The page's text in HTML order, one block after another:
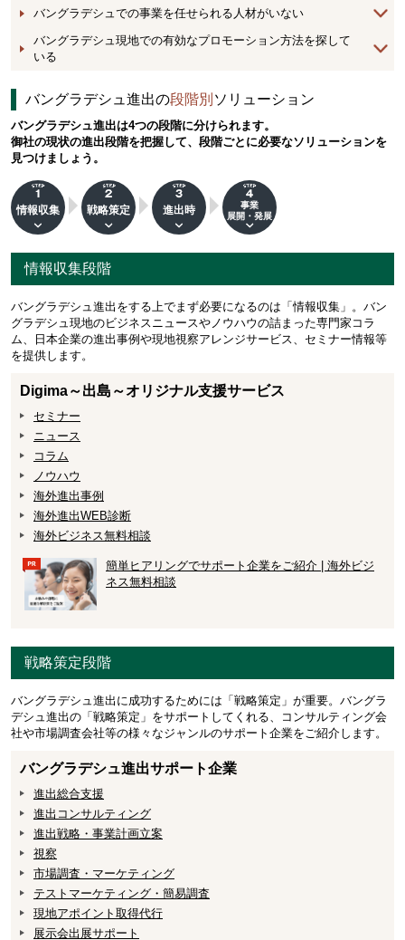
バングラデシュでの事業を任せられる人材がいない
バングラデシュ現地での有効なプロモーション方法を探して
いる
バングラデシュ進出の段階別 ソリューション
バングラデシュ進出は4つの段階に分けられます。
御社の現状の進出段階を把握して、段階ごとに必要なソリューションを
見つけましょう。
情報収集 戦略策定 進出時
事業
展開・発展
情報収集段階
バングラデシュ進出をする上でまず必要になるのは「情報収集」。バン
グラデシュ現地のビジネスニュースやノウハウの詰まった専門家コラ
ム、日本企業の進出事例や現地視察アレンジサービス、セミナー情報等
を提供します。
Digima～出島～オリジナル支援サービス
セミナー
ニュース
コラム
ノウハウ
海外進出事例
海外進出WEB診断
海外ビジネス無料相談
簡単ヒアリングでサポート企業をご紹介 | 海外ビジ
ネス無料相談
戦略策定段階
バングラデシュ進出に成功するためには「戦略策定」が重要。バングラ
デシュ進出の「戦略策定」をサポートしてくれる、コンサルティング会
社や市場調査会社等の様々なジャンルのサポート企業をご紹介します。
バングラデシュ進出サポート企業
進出総合支援
進出コンサルティング
進出戦略・事業計画立案
視察
市場調査・マーケティング
テストマーケティング・簡易調査
現地アポイント取得代行
展示会出展サポート